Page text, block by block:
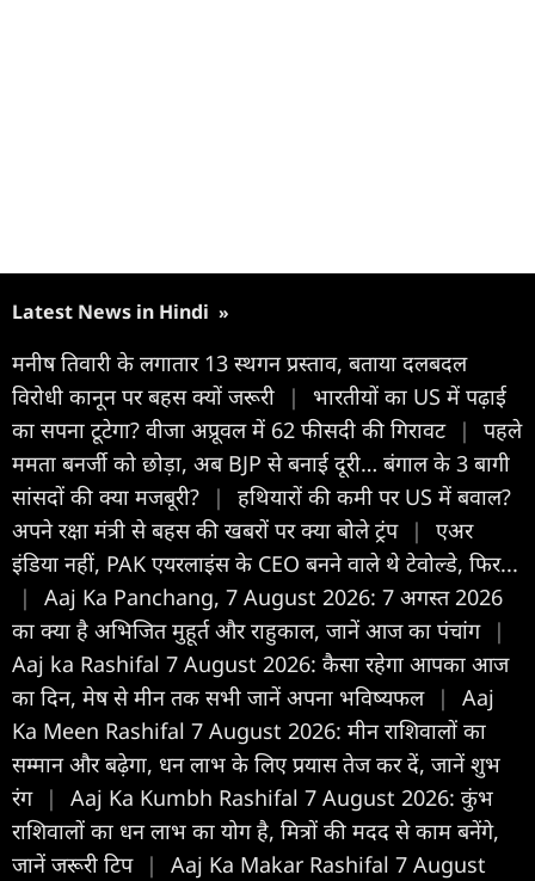
Latest News in Hindi »
मनीष तिवारी के लगातार 13 स्थगन प्रस्ताव, बताया दलबदल
विरोधी कानून पर बहस क्यों जरूरी
|
भारतीयों का US में पढ़ाई
का सपना टूटेगा? वीजा अप्रूवल में 62 फीसदी की गिरावट |
पहले
ममता बनर्जी को छोड़ा, अब BJP से बनाई दूरी… बंगाल के 3 बागी
सांसदों की क्या मजबूरी?
|
हथियारों की कमी पर US में बवाल?
अपने रक्षा मंत्री से बहस की खबरों पर क्या बोले ट्रंप |
एअर
इंडिया नहीं, PAK एयरलाइंस के CEO बनने वाले थे टेवोल्डे, फिर...
|
Aaj Ka Panchang, 7 August 2026: 7 अगस्त 2026
का क्या है अभिजित मुहूर्त और राहुकाल, जानें आज का पंचांग |
Aaj ka Rashifal 7 August 2026: कैसा रहेगा आपका आज
का द‍िन, मेष से मीन तक सभी जानें अपना भविष्यफल |
Aaj
Ka Meen Rashifal 7 August 2026: मीन राशिवालों का
सम्मान और बढ़ेगा, धन लाभ के लिए प्रयास तेज कर दें, जानें शुभ
रंग |
Aaj Ka Kumbh Rashifal 7 August 2026: कुंभ
राशिवालों का धन लाभ का योग है, मित्रों की मदद से काम बनेंगे,
जानें जरूरी टिप |
Aaj Ka Makar Rashifal 7 August